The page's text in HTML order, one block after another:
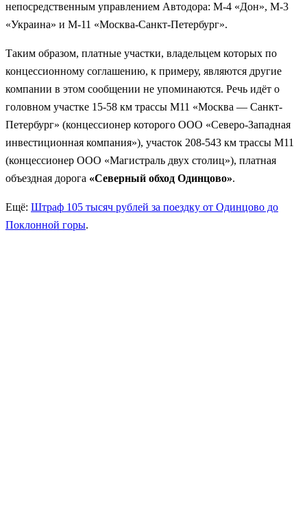
непосредственным управлением Автодора: М-4 «Дон», М-3
«Украина» и М-11 «Москва-Санкт-Петербург».
Таким образом, платные участки, владельцем которых по
концессионному соглашению, к примеру, являются другие
компании в этом сообщении не упоминаются. Речь идёт о
головном участке 15-58 км трассы М11 «Москва — Санкт-
Петербург» (концессионер которого ООО «Северо-Западная
инвестиционная компания»), участок 208-543 км трассы М11
(концессионер ООО «Магистраль двух столиц»), платная
объездная дорога «Северный обход Одинцово».
Ещё: Штраф 105 тысяч рублей за поездку от Одинцово до
Поклонной горы.